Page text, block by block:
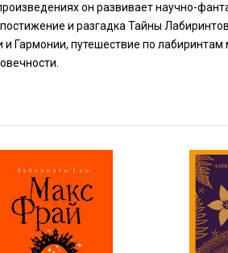
он развивает научно-
и разгадка Тайны
Гармонии, путешествие по